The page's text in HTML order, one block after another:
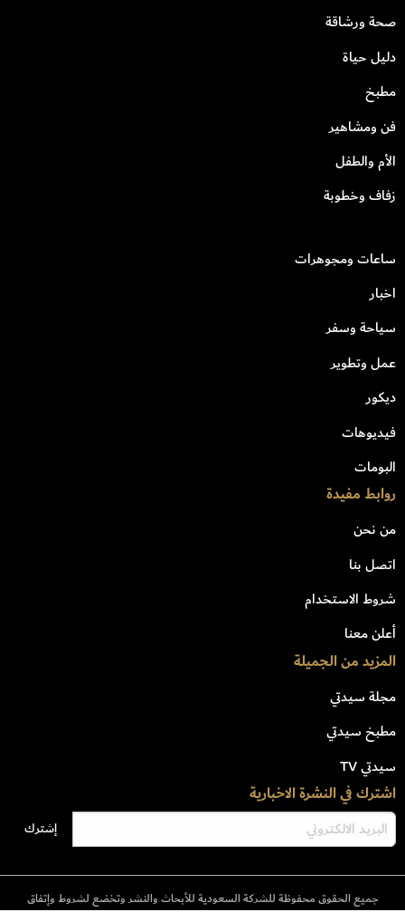
صحة ورشاقة
دليل حياة
مطبخ
فن ومشاهير
الأم والطفل
زفاف وخطوبة
ساعات ومجوهرات
اخبار
سياحة وسفر
عمل وتطوير
ديكور
فيديوهات
البومات
روابط مفيدة
من نحن
اتصل بنا
شروط الاستخدام
أعلن معنا
المزيد من الجميلة
مجلة سيدتي
مطبخ سيدتي
سيدتي TV
اشترك في النشرة الاخبارية
جميع الحقوق محفوظة للشركة السعودية للأبحاث والنشر وتخضع لشروط وإتفاق